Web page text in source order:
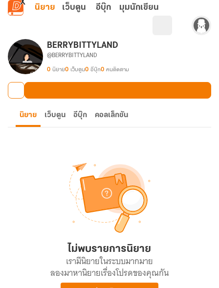
ข้ามไปยังเนื้อหาหลัก
นิยาย เว็บตูน อีบุ๊ก มุมนักเขียน
BERRYBITTYLAND
@BERRYBITTYLAND
0 นิยาย0 เว็บตูน0 อีบุ๊ก0 คนติดตาม
นิยาย เว็บตูน อีบุ๊ก คอลเล็กชัน
ไม่พบรายการนิยาย
เรามีนิยายในระบบมากมาย
ลองมาหานิยายเรื่องโปรดของคุณกัน